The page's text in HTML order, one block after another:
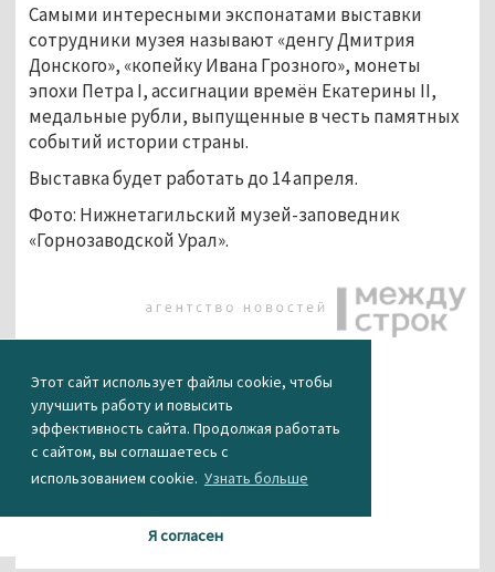
Этот сайт использует файлы cookie, чтобы
улучшить работу и повысить
эффективность сайта. Продолжая работать
с сайтом, вы соглашаетесь с
использованием cookie. Узнать больше
Я согласен
Самыми интересными экспонатами выставки
сотрудники музея называют «денгу Дмитрия
Донского», «копейку Ивана Грозного», монеты
эпохи Петра I, ассигнации времён Екатерины II,
медальные рубли, выпущенные в честь памятных
событий истории страны.
Выставка будет работать до 14 апреля.
Фото: Нижнетагильский музей-заповедник
«Горнозаводской Урал».
КАК ВАМ НОВОСТЬ?
0 0 0 0 0